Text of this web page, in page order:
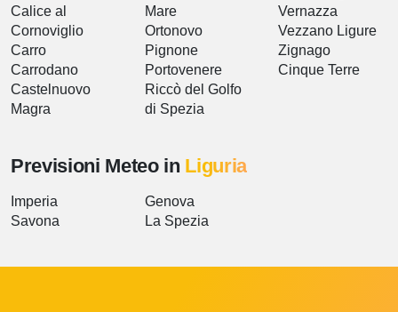
Calice al
Cornoviglio
Carro
Carrodano
Castelnuovo
Magra
Mare
Ortonovo
Pignone
Portovenere
Riccò del Golfo
di Spezia
Vernazza
Vezzano Ligure
Zignago
Cinque Terre
Previsioni Meteo in Liguria
Imperia
Savona
Genova
La Spezia